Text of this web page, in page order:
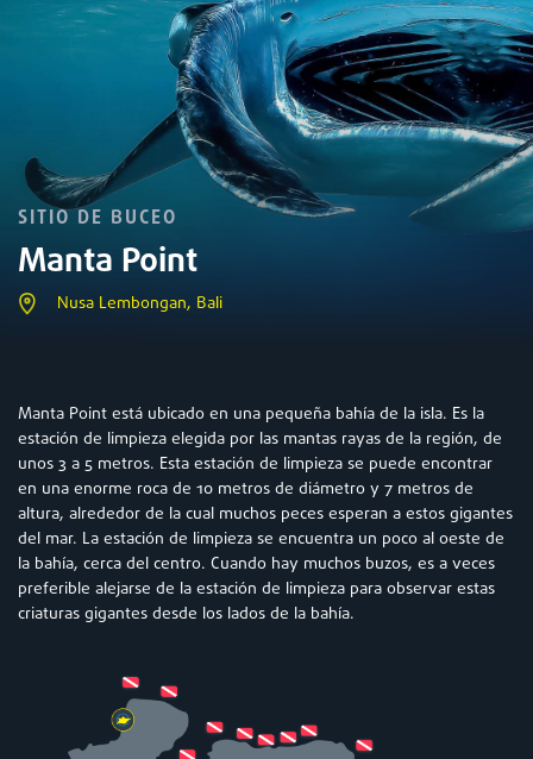
SITIO DE BUCEO
Manta Point
Nusa Lembongan, Bali
Manta Point está ubicado en una pequeña bahía de la isla. Es la
estación de limpieza elegida por las mantas rayas de la región, de
unos 3 a 5 metros. Esta estación de limpieza se puede encontrar
en una enorme roca de 10 metros de diámetro y 7 metros de
altura, alrededor de la cual muchos peces esperan a estos gigantes
del mar. La estación de limpieza se encuentra un poco al oeste de
la bahía, cerca del centro. Cuando hay muchos buzos, es a veces
preferible alejarse de la estación de limpieza para observar estas
criaturas gigantes desde los lados de la bahía.